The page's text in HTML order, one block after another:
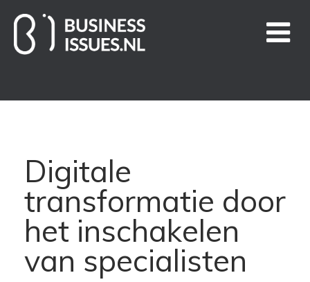
Home
Business Issues blogs
Nieuws
Over ons
Digitale
transformatie door
het inschakelen
van specialisten